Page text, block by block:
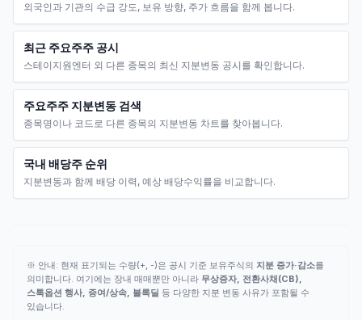
외국인과 기관의 수급 강도, 보유 방향, 주가 흐름을 함께 봅니다.
최근 주요주주 공시
스테이지원엔터 외 다른 종목의 최신 지분변동 공시를 확인합니다.
주요주주 지분변동 검색
종목명이나 코드로 다른 종목의 지분변동 차트를 찾아봅니다.
국내 배당주 순위
지분변동과 함께 배당 이력, 예상 배당수익률을 비교합니다.
※ 안내: 현재 표기되는 수량(+, -)은 공시 기준 보유주식의 지분 증가·감소를
의미합니다. 여기에는 장내 매매뿐만 아니라 무상증자, 전환사채(CB),
스톡옵션 행사, 증여/상속, 블록딜 등 다양한 지분 변동 사유가 포함될 수
있습니다.